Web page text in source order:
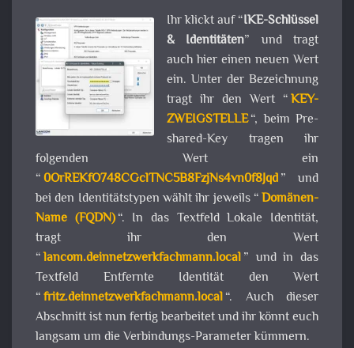
Ihr klickt auf “IKE-Schlüssel
& Identitäten” und tragt
auch hier einen neuen Wert
ein. Unter der Bezeichnung
tragt ihr den Wert “KEY-
ZWEIGSTELLE“, beim Pre-
shared-Key tragen ihr
folgenden Wert ein
“0OrREKfO748CGclTNC5B8FzjNs4vn0f8Jqd” und
bei den Identitätstypen wählt ihr jeweils “Domänen-
Name (FQDN)“. In das Textfeld Lokale Identität,
tragt ihr den Wert
“lancom.deinnetzwerkfachmann.local” und in das
Textfeld Entfernte Identität den Wert
“fritz.deinnetzwerkfachmann.local“. Auch dieser
Abschnitt ist nun fertig bearbeitet und ihr könnt euch
langsam um die Verbindungs-Parameter kümmern.